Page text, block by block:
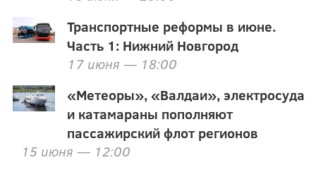
Транспортные реформы в июне.
Часть 1: Нижний Новгород
17 июня — 18:00
«Метеоры», «Валдаи», электросуда
и катамараны пополняют
пассажирский флот регионов
15 июня — 12:00